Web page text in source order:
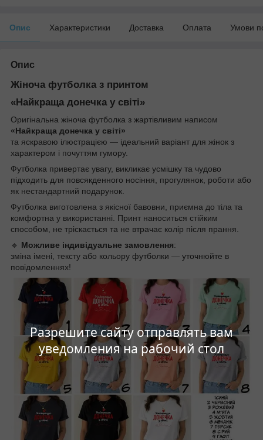
Разрешите сайту отправлять вам
уведомления на рабочий стол
Опис Характеристики Доставка Оплата Умови
Опис
Жіноча футболка з принтом
«Найкраща донечка у світі»
Оригінальна жіноча футболка з жартівливим написом
«Найкраща донечка у світі»
та яскравою ілюстрацією — ідеальний варіант для жінок з
характером і почуттям гумору.
Футболка привертає увагу, викликає усмішку та чудово
підходить для повсякденного носіння, прогулянок, роботи або
як нестандартний подарунок.
Футболка виготовлена з якісної бавовни, приємна до тіла та
комфортна у використанні. Принт наноситься стійким
способом, не тріскається та не втрачає колір після прання.
🔹 Можливе індивідуальне замовлення:
зміна імені, тексту або кольору футболки — уточнюйте в
повідомленнях!